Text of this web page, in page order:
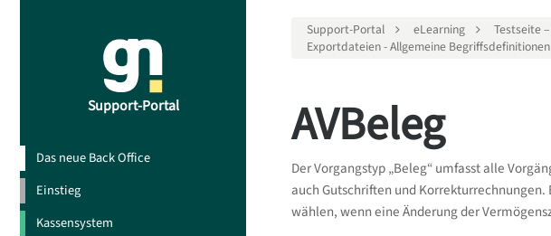
Support-Portal
Das neue Back Office
Einstieg
Kassensystem
Support-Portal eLearning Testseite
Exportdateien - Allgemeine Begriffsdefinitionen
AVBeleg
Der Vorgangstyp „Beleg“ umfasst alle
auch Gutschriften und
wählen, wenn eine Änderung der